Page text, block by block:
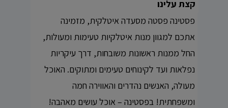
קצת עלינו
פסטינה פסטה מסעדה איטלקית, מזמינה
אתכם למגוון מנות איטלקיות טעימות ומעולות,
החל ממנות ראשונות משובחות, דרך עיקריות
נפלאות ועד לקינוחים טעימים ומתוקים. האוכל
מעולה, האנשים נהדרים והאווירה חמה
ומשפחתית! בפסטינה – אוכל עושים מאהבה!